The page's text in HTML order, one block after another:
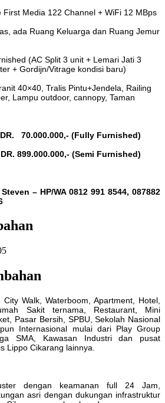
Media 122 Channel + WiFi 12 MBps
ada Ruang Keluarga dan Ruang Jemur
(AC Split 3 unit + Lemari Jati 3
+ Gordijn/Vitrage kondisi baru)
Tralis Pintu+Jendela, Railing
Lampu outdoor, cannopy, Taman
70.000.000,- (Fully Furnished)
899.000.000,- (Semi Furnished)
Steven – HP/WA 0812 991 8544, 087882
Walk, Waterboom, Apartment, Hotel,
Sakit ternama, Restaurant, Mini
Pasar Bersih, SPBU, Sekolah Nasional
Internasional mulai dari Play Group
SMA, Kawasan Industri dan pusat
Lippo Cikarang lainnya.
dengan keamanan full 24 Jam,
asri dengan dukungan infrastruktur